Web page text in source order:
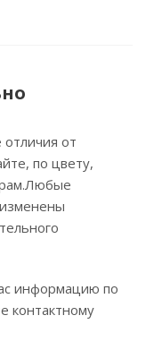
от
по цвету,
информацию по
контактному